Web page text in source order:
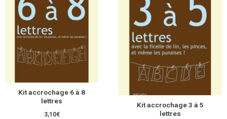
Kit accrochage 6 à 8
lettres
3,10€
Kit accrochage 3 à 5
lettres